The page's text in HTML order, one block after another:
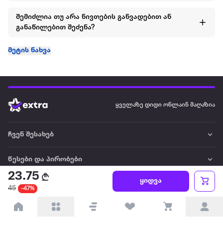
23.75
45 -47%
ყიდვა
შემიძლია თუ არა ნივთების განვადებით ან
განაწილებით შეძენა?
მეტის ნახვა
ყველაზე დიდი ონლაინ მაღაზია
ჩვენ შესახებ
წესები და პირობები
პარტნიორებისთვის
ტრენდული